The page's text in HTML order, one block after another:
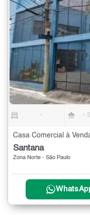
- -
Casa Comercial à
Santana
Zona Norte - São Paulo